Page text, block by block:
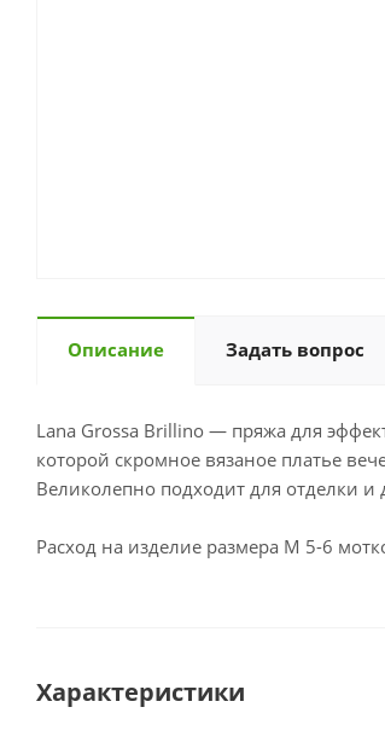
Описание Задать вопрос
Lana Grossa Brillino — пряжа для
которой скромное вязаное платье
Великолепно подходит для отделки
Расход на изделие размера М 5-6
Характеристики